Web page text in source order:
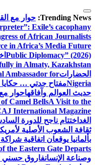
التجاوز
إلى
المحتوى
Trending News: حوار مع
Exile’s cacophany
of African Journalists
in Africa’s Media Future
Public Diplomacy” (2026)
in Almaty, Kazakhstan
الحضاراتAmbassador for
Nigeriaمفتاح جدتي … حكايا
حديث العوالم وآفاقهاحوار
Camel BellsA Visit to the
International Magazine
الغد اختتام ناجح للدورة
ثقافة الشعوب الأصلية
بألمانيا يوقعان اتفاقية
the Eastern Gate Departs
وصناعة الإنسانفاروق حسني